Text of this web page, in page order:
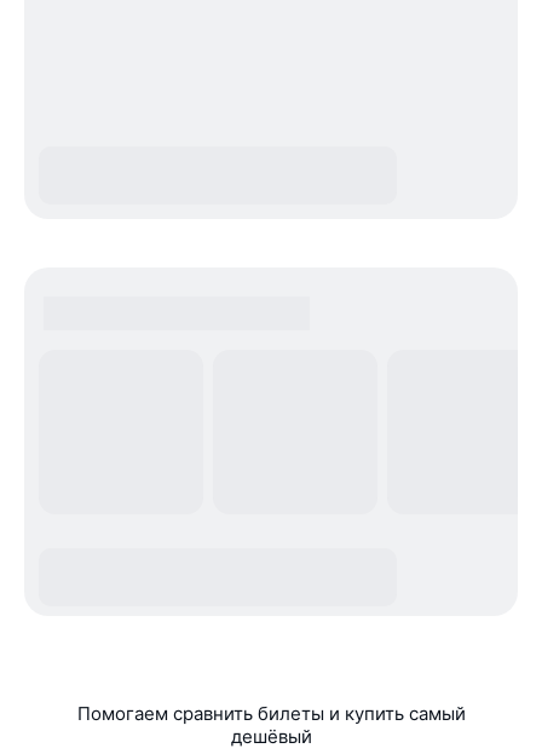
Помогаем сравнить билеты и купить самый
дешёвый